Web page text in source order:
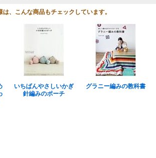
、こんな商品もチェックしています。
いちばんやさしいかぎ
針編みのポーチ
グラニー編みの教科書